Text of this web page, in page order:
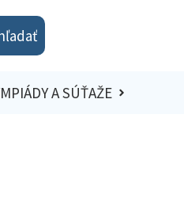
A SÚŤAŽE